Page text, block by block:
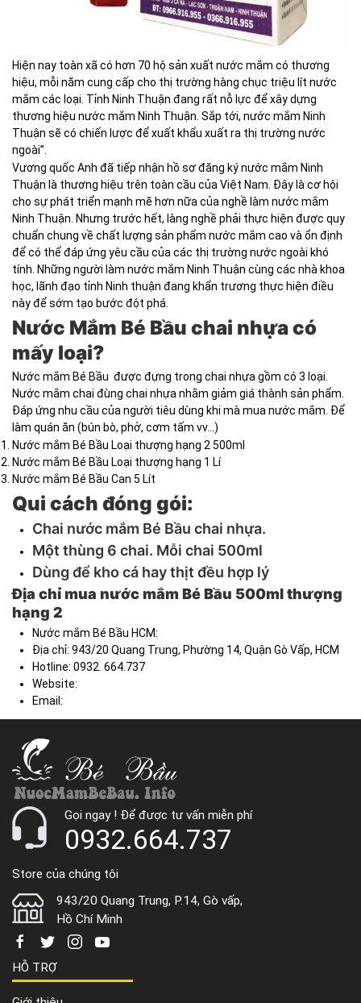
Hiện nay toàn xã có hơn 70 hộ sản xuất nước mắm có thương
hiệu, mỗi năm cung cấp cho thị trường hàng chục triệu lít nước
mắm các loại. Tỉnh Ninh Thuận đang rất nỗ lực để xây dựng
thương hiệu nước mắm Ninh Thuận. Sắp tới, nước mắm Ninh
Thuận sẽ có chiến lược để xuất khẩu xuất ra thị trường nước
ngoài”.
Vương quốc Anh đã tiếp nhận hồ sơ đăng ký nước mắm Ninh
Thuận là thương hiệu trên toàn cầu của Việt Nam. Đây là cơ hội
cho sự phát triển mạnh mẽ hơn nữa của nghề làm nước mắm
Ninh Thuận. Nhưng trước hết, làng nghề phải thực hiện được quy
chuẩn chung về chất lượng sản phẩm nước mắm cao và ổn định
để có thể đáp ứng yêu cầu của các thị trường nước ngoài khó
tính. Những người làm nước mắm Ninh Thuận cùng các nhà khoa
học, lãnh đạo tỉnh Ninh thuận đang khẩn trương thực hiện điều
này để sớm tạo bước đột phá.
Nước Mắm Bé Bầu chai nhựa có
mấy loại?
Nước mắm Bé Bầu được đựng trong chai nhựa gồm có 3 loại.
Nước mắm chai đùng chai nhựa nhằm giảm giá thành sản phẩm.
Đáp ứng nhu cầu của người tiêu dùng khi mà mua nước mắm. Để
làm quán ăn (bún bò, phở, cơm tấm vv...)
Nước mắm Bé Bầu Loại thượng hạng 2 500ml
Nước mắm Bé Bầu Loại thượng hạng 1 Lí
Nước mắm Bé Bầu Can 5 Lít
Qui cách đóng gói:
Chai nước mắm Bé Bầu chai nhựa.
Một thùng 6 chai. Mỗi chai 500ml
Dùng để kho cá hay thịt đều hợp lý
Địa chỉ mua nước mắm Bé Bầu 500ml thượng
hạng 2
Nước mắm Bé Bầu HCM:
Địa chỉ: 943/20 Quang Trung, Phường 14, Quận Gò Vấp, HCM
Hotline: 0932. 664.737
Website:
Email:
Gọi ngay ! Để được tư vấn miễn phí
0932.664.737
Store của chúng tôi
943/20 Quang Trung, P.14, Gò vấp,
Hồ Chí Minh
HỖ TRỢ